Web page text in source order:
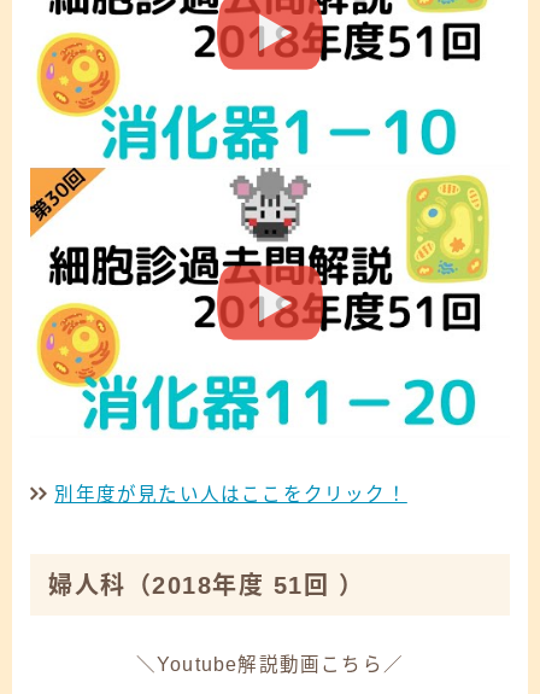
別年度が見たい人はここをクリック！
婦人科 （2018年度 51回 ）
＼Youtube解説動画こちら／
39万文字で徹底解説！